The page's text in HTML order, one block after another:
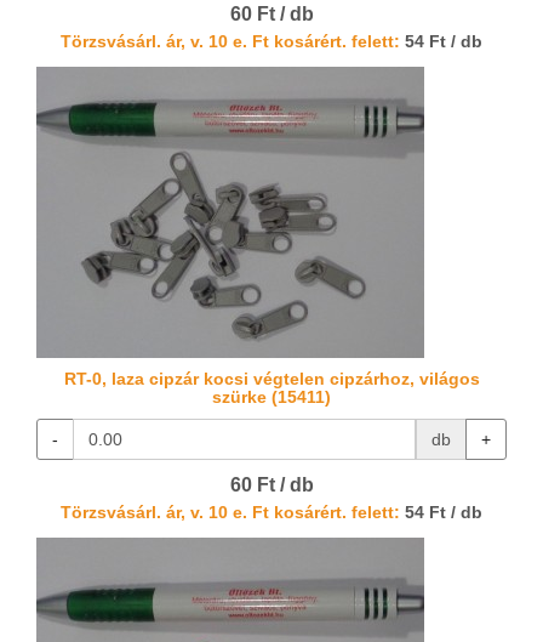
60 Ft / db
Törzsvásárl. ár, v. 10 e. Ft kosárért. felett: 54 Ft / db
RT-0, laza cipzár kocsi végtelen cipzárhoz, világos
szürke (15411)
- db +
60 Ft / db
Törzsvásárl. ár, v. 10 e. Ft kosárért. felett: 54 Ft / db